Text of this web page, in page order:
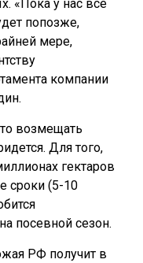
«Пока у нас все
попозже,
мере,
компании
возмещать
Для того,
гектаров
сроки (5-10
посевной сезон.
РФ получит в